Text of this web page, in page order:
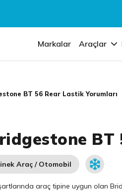
Markalar Araçlar
BT 56 Rear Lastik Yorumları
BT
Araç / Otomobil
araç tipine uygun olan